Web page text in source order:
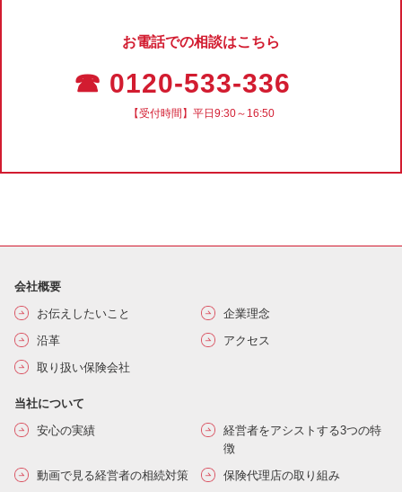
お電話での相談はこちら
☎ 0120-533-336
【受付時間】平日9:30～16:50
会社概要
お伝えしたいこと
企業理念
沿革
アクセス
取り扱い保険会社
当社について
安心の実績
経営者をアシストする3つの特
徴
動画で見る経営者の相続対策
保険代理店の取り組み